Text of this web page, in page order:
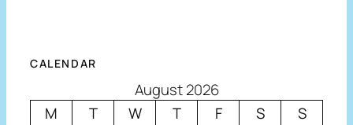
CALENDAR
August 2026
M
T W T F S
S